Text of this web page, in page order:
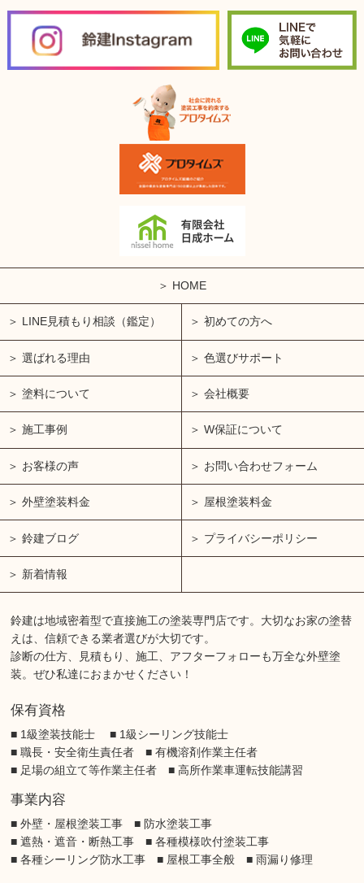
HOME
LINE見積もり相談（鑑定） 初めての方へ
選ばれる理由 色選びサポート
塗料について 会社概要
施工事例 W保証について
お客様の声 お問い合わせフォーム
外壁塗装料金 屋根塗装料金
鈴建ブログ プライバシーポリシー
新着情報
鈴建は地域密着型で直接施工の塗装専門店です。大切なお家の塗替
えは、信頼できる業者選びが大切です。
診断の仕方、見積もり、施工、アフターフォローも万全な外壁塗
装。ぜひ私達におまかせください！
保有資格
■ 1級塗装技能士 ■ 1級シーリング技能士
■ 職長・安全衛生責任者 ■ 有機溶剤作業主任者
■ 足場の組立て等作業主任者 ■ 高所作業車運転技能講習
事業内容
■ 外壁・屋根塗装工事 ■ 防水塗装工事
■ 遮熱・遮音・断熱工事 ■ 各種模様吹付塗装工事
■ 各種シーリング防水工事 ■ 屋根工事全般 ■ 雨漏り修理